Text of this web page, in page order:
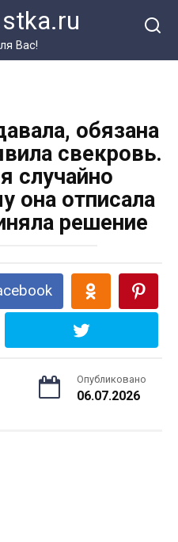
Вас!
обязана
свекровь.
случайно
она отписала
решение
Опубликовано
06.07.2026